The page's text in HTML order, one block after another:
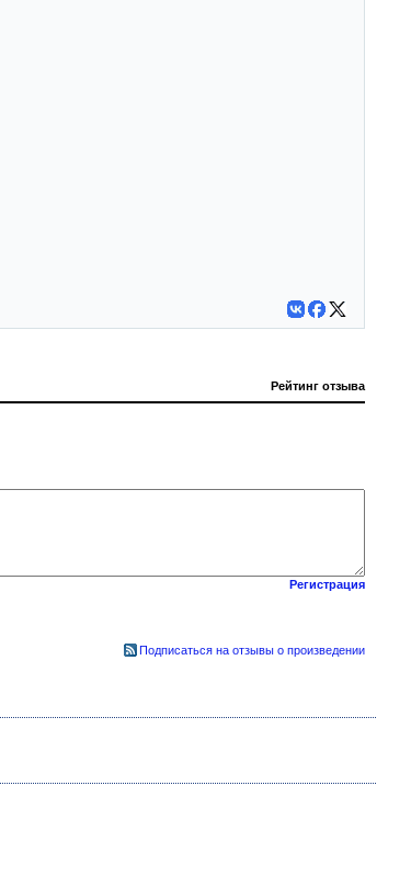
Рейтинг отзыва
Регистрация
Подписаться на отзывы о произведении